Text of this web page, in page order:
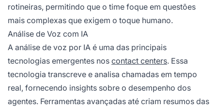
rotineiras, permitindo que o time foque em questões
mais complexas que exigem o toque humano.
Análise de Voz com IA
A análise de voz por IA é uma das principais
tecnologias emergentes nos contact centers. Essa
tecnologia transcreve e analisa chamadas em tempo
real, fornecendo insights sobre o desempenho dos
agentes. Ferramentas avançadas até criam resumos das